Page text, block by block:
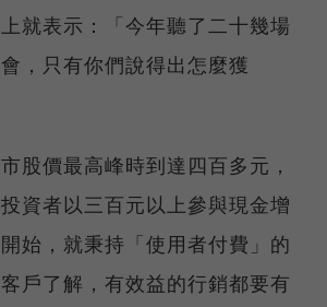
就表示：「今年聽了二十幾場
，只有你們說得出怎麼獲
股價最高峰時到達四百多元，
資者以三百元以上參與現金增
始，就秉持「使用者付費」的
戶了解，有效益的行銷都要有